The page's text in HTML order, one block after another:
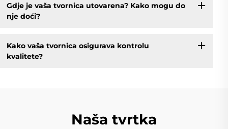
Gdje je vaša tvornica utovarena? Kako mogu do
nje doći?
Kako vaša tvornica osigurava kontrolu
kvalitete?
Naša tvrtka